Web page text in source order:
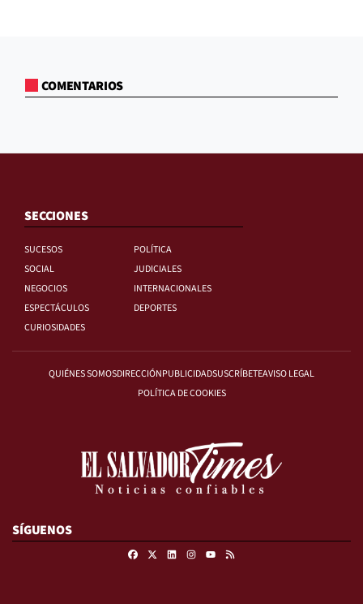
COMENTARIOS
SECCIONES
SUCESOS
POLÍTICA
SOCIAL
JUDICIALES
NEGOCIOS
INTERNACIONALES
ESPECTÁCULOS
DEPORTES
CURIOSIDADES
QUIÉNES SOMOSDIRECCIÓNPUBLICIDADSUSCRÍBETEAVISO LEGAL
POLÍTICA DE COOKIES
SÍGUENOS
FacebookLinkedinInstagram